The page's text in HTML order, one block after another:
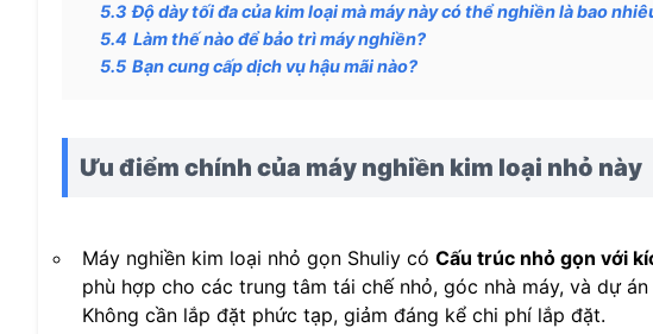
5.3 Độ dày tối đa của kim loại mà máy này có thể nghiền là bao
5.4 Làm thế nào để bảo trì máy nghiền?
5.5 Bạn cung cấp dịch vụ hậu mãi nào?
Ưu điểm chính của máy nghiền kim loại nhỏ này
Máy nghiền kim loại nhỏ gọn Shuliy có Cấu trúc nhỏ gọn với
phù hợp cho các trung tâm tái chế nhỏ, góc nhà máy, và dự
Không cần lắp đặt phức tạp, giảm đáng kể chi phí lắp đặt.